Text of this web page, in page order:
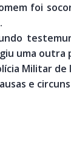
foi
uma outra
Militar
e